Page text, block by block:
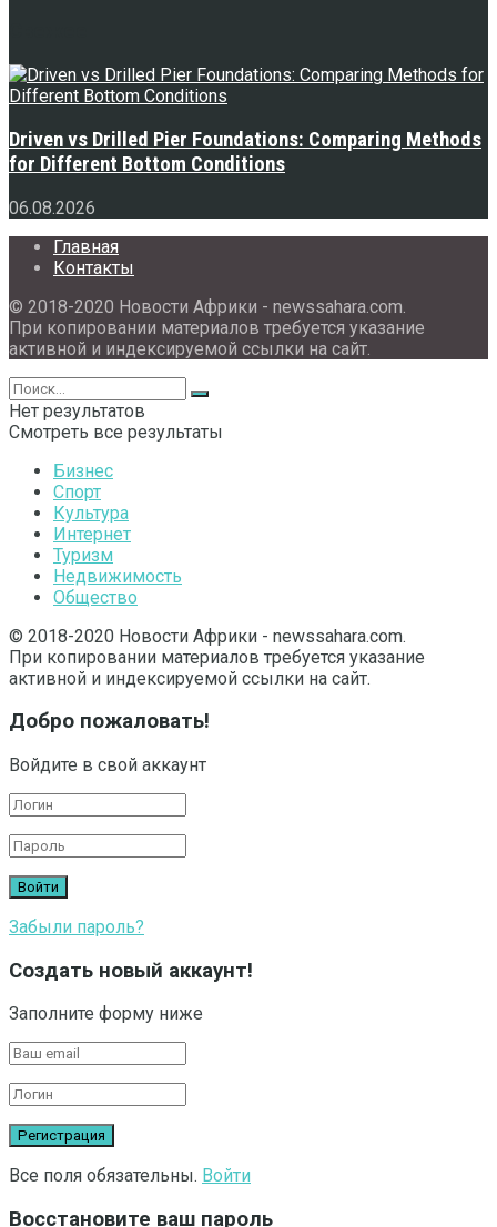
Driven vs Drilled Pier Foundations: Comparing Methods
for Different Bottom Conditions
06.08.2026
Главная
Контакты
© 2018-2020 Новости Африки - newssahara.com.
При копировании материалов требуется указание
активной и индексируемой ссылки на сайт.
Нет результатов
Смотреть все результаты
Бизнес
Спорт
Культура
Интернет
Туризм
Недвижимость
Общество
© 2018-2020 Новости Африки - newssahara.com.
При копировании материалов требуется указание
активной и индексируемой ссылки на сайт.
Добро пожаловать!
Войдите в свой аккаунт
Забыли пароль?
Создать новый аккаунт!
Заполните форму ниже
Все поля обязательны. Войти
Восстановите ваш пароль